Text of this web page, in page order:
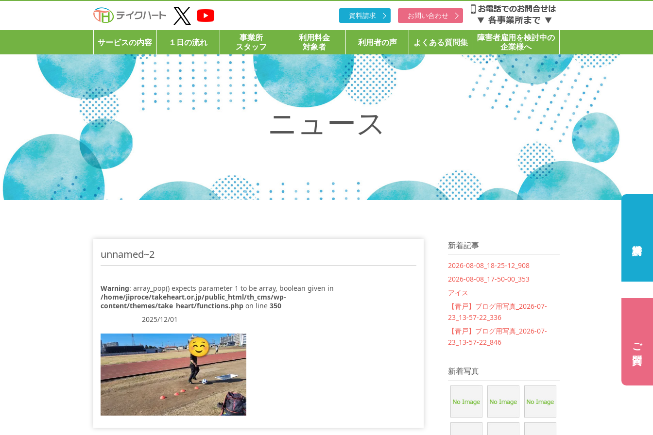
資料請求 お問い合わせ
サービスの内容 １日の流れ
事業所
スタッフ
利用料金
対象者
利用者の声 よくある質問集
障害者雇用を検討中の
企業様へ
ニュース
unnamed~2
Warning: array_pop() expects parameter 1 to be array, boolean given in
/home/jiproce/takeheart.or.jp/public_html/th_cms/wp-
content/themes/take_heart/functions.php on line 350
2025/12/01
新着記事
2026-08-08_18-25-12_908
2026-08-08_17-50-00_353
アイス
【青戸】ブログ用写真_2026-07-
23_13-57-22_336
【青戸】ブログ用写真_2026-07-
23_13-57-22_846
新着写真
ご質問